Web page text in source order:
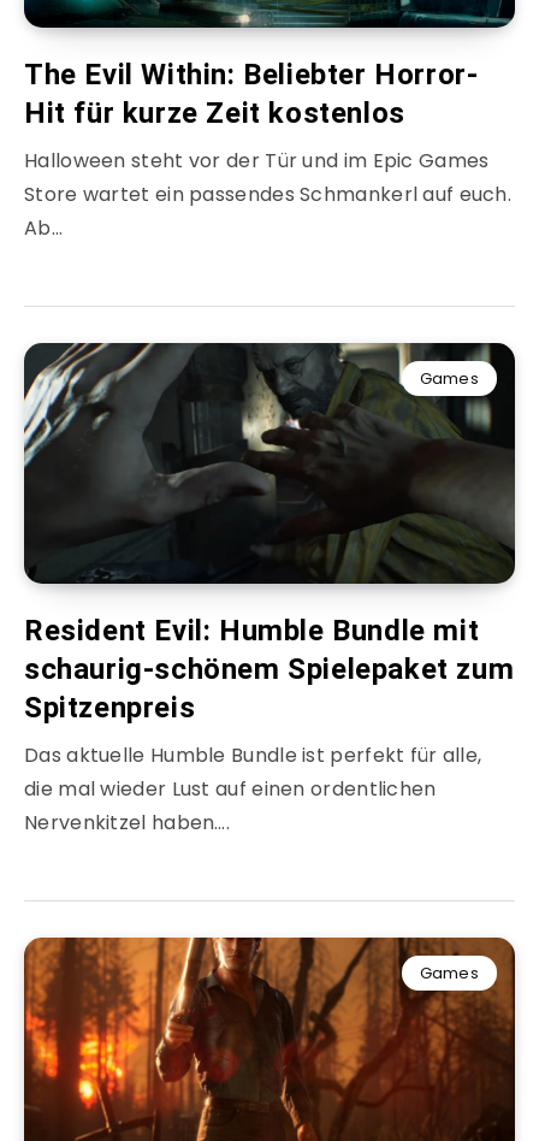
The Evil Within: Beliebter Horror-
Hit für kurze Zeit kostenlos
Halloween steht vor der Tür und im Epic Games
Store wartet ein passendes Schmankerl auf euch.
Ab…
Games
Resident Evil: Humble Bundle mit
schaurig-schönem Spielepaket zum
Spitzenpreis
Das aktuelle Humble Bundle ist perfekt für alle,
die mal wieder Lust auf einen ordentlichen
Nervenkitzel haben….
Games